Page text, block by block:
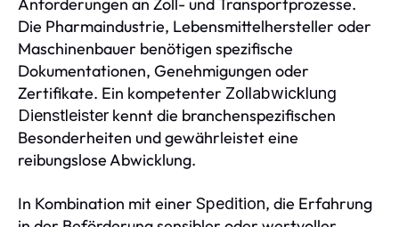
Die Pharmaindustrie, Lebensmittelhersteller oder
Maschinenbauer benötigen spezifische
Dokumentationen, Genehmigungen oder
Zertifikate. Ein kompetenter Zollabwicklung
Dienstleister kennt die branchenspezifischen
Besonderheiten und gewährleistet eine
reibungslose Abwicklung.
In Kombination mit einer Spedition, die Erfahrung